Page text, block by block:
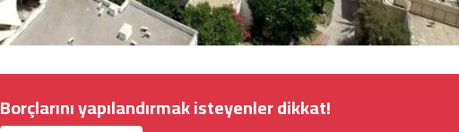
Borçlarını yapılandırmak isteyenler dikkat!